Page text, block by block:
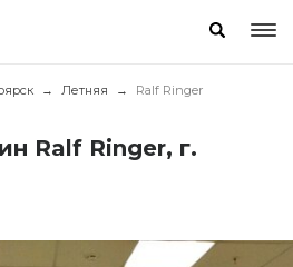
Летняя Ralf Ringer
Ralf Ringer, г.